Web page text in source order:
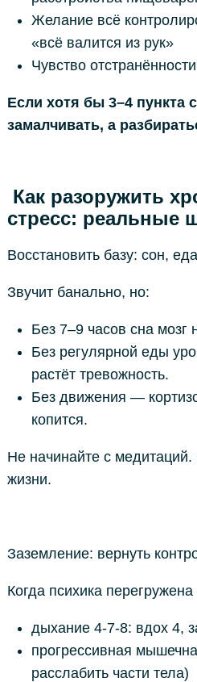
Желание всё
«всё валится из рук»
Чувство
Если хотя бы 3–4 пункта
замалчивать, а
Как разоружить
стресс: реальные
Восстановить базу: сон,
Звучит банально, но:
Без 7–9 часов сна мозг
Без регулярной еды
растёт тревожность.
Без движения —
копится.
Не начинайте с
жизни.
Заземление: вернуть
Когда психика
дыхание 4-7-8: вдох 4,
прогрессивная
расслабить части тела)